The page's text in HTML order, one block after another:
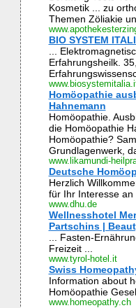
Kosmetik ... zu
Themen Zöliakie
BIO SYSTEM
...
Erfahrungsheilk.
Homöopathie
Hahnemann
Homöopathie.
die Homöopathie
Homöopathie?
Grundlagenwerk,
www.likamundi-
Deutsche
Herzlich
für Ihr Interesse
www.dhu.de
Wellnesshotel
Partschins |
... Fasten-
Freizeit ...
www.tyrol-hotel.it
Swiss
Information about
Homöopathie
www.homeopathy.ch